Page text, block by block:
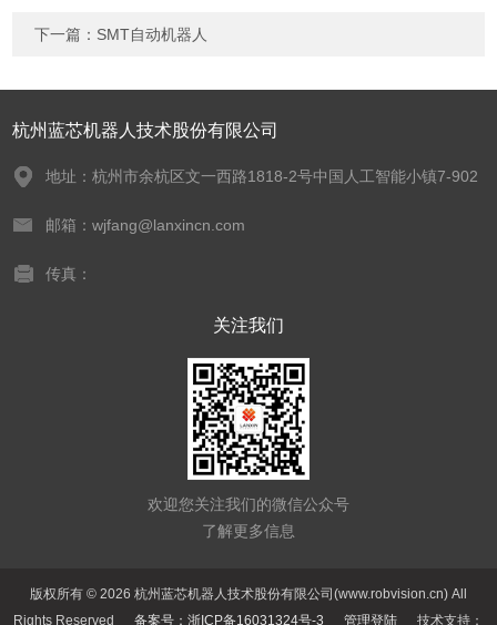
下一篇： SMT自动机器人
杭州蓝芯机器人技术股份有限公司
地址：杭州市余杭区文一西路1818-2号中国人工智能小镇7-902
邮箱：wjfang@lanxincn.com
传真：
关注我们
欢迎您关注我们的微信公众号
了解更多信息
版权所有 © 2026 杭州蓝芯机器人技术股份有限公司(www.robvision.cn) All
Rights Reserved 备案号：浙ICP备16031324号-3 管理登陆 技术支持：